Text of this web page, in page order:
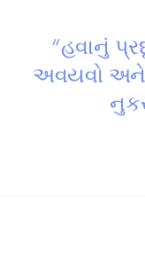
“હવાનું
અવયવો અને